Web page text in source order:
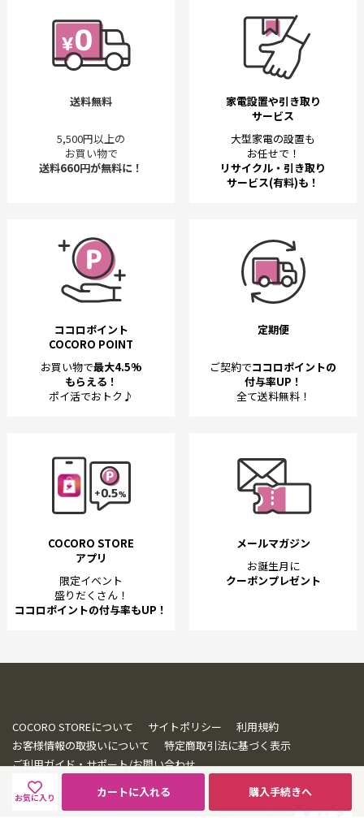
購入手続きへ
カートに入れる
お気に入り
送料無料
5,500円以上の
お買い物で
送料660円が無料に！
家電設置や引き取り
サービス
大型家電の設置も
お任せで！
リサイクル・引き取り
サービス(有料)も！
ココロポイント
COCORO POINT
お買い物で最大4.5%
もらえる！
ポイ活でおトク♪
定期便
ご契約でココロポイントの
付与率UP！
全て送料無料！
COCORO STORE
アプリ
限定イベント
盛りだくさん！
ココロポイントの付与率もUP！
メールマガジン
お誕生月に
クーポンプレゼント
COCORO STOREについて サイトポリシー
利用規約
お客様情報の取扱いについて
特定商取引法に基づく表示
ご利用ガイド・サポート/お問い合わせ